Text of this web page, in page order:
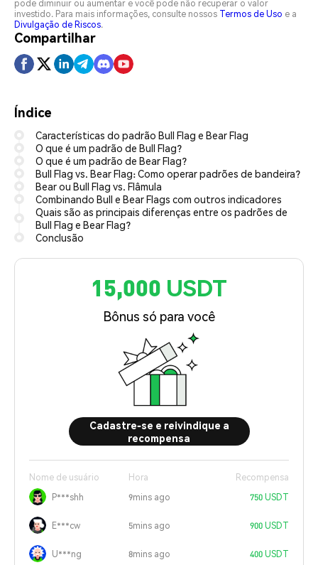
pode diminuir ou aumentar e você pode não recuperar o valor
investido. Para mais informações, consulte nossos Termos de Uso e a
Divulgação de Riscos.
Compartilhar
Índice
Características do padrão Bull Flag e Bear Flag
O que é um padrão de Bull Flag?
O que é um padrão de Bear Flag?
Bull Flag vs. Bear Flag: Como operar padrões de bandeira?
Bear ou Bull Flag vs. Flâmula
Combinando Bull e Bear Flags com outros indicadores
Quais são as principais diferenças entre os padrões de
Bull Flag e Bear Flag?
Conclusão
15,000 USDT
Bônus só para você
Cadastre-se e reivindique a
recompensa
Nome de usuário Hora
Recompensa
P***shh
9mins ago 750 USDT
E***cw 5mins ago 900 USDT
U***ng 8mins ago 400 USDT